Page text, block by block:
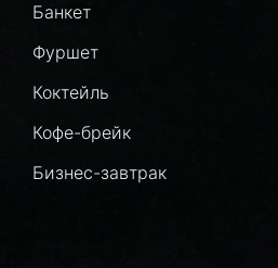
Банкет
Фуршет
Коктейль
Кофе-брейк
Бизнес-завтрак